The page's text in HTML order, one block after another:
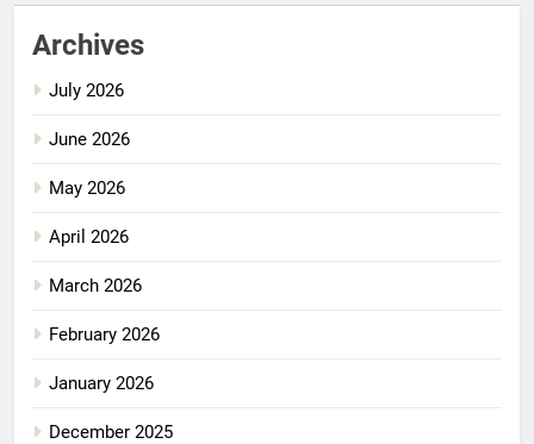
Archives
July 2026
June 2026
May 2026
April 2026
March 2026
February 2026
January 2026
December 2025